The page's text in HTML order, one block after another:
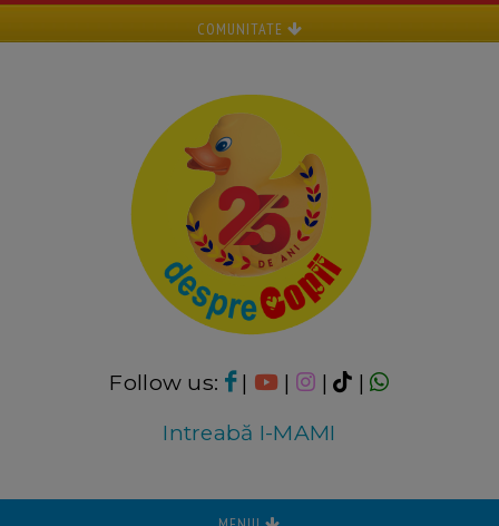
COMUNITATE
Follow us: | | |
|
Intreabă I-MAMI